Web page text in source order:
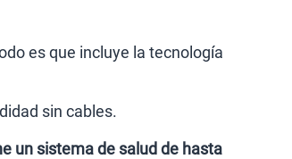
es que incluye la tecnología
sin cables.
un sistema de salud de hasta